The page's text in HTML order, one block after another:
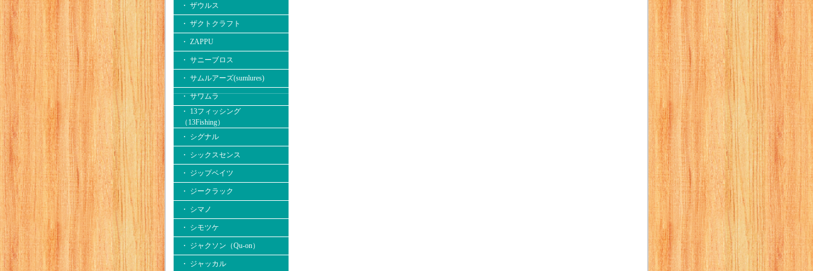
・ ザウルス
・ ザクトクラフト
・ ZAPPU
・ サニーブロス
・ サムルアーズ(sumlures)
・ サワムラ
・ 13フィッシング
（13Fishing）
・ シグナル
・ シックスセンス
・ ジップベイツ
・ ジークラック
・ シマノ
・ シモツケ
・ ジャクソン（Qu-on）
・ ジャッカル